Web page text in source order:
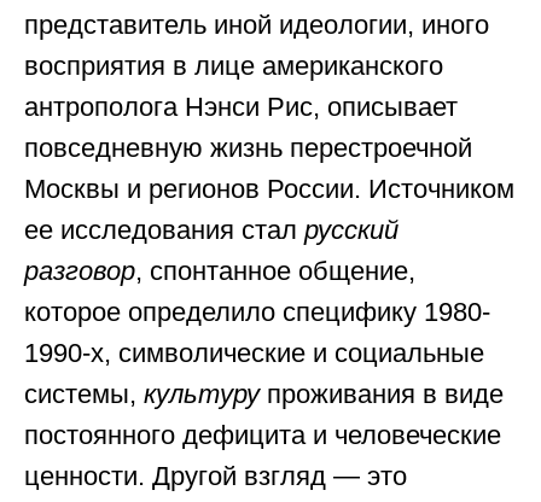
представитель иной идеологии, иного
восприятия в лице американского
антрополога Нэнси Рис, описывает
повседневную жизнь перестроечной
Москвы и регионов России. Источником
ее исследования стал русский
разговор, спонтанное общение,
которое определило специфику 1980-
1990-х, символические и социальные
системы, культурупроживания в виде
постоянного дефицита и человеческие
ценности. Другой взгляд — это